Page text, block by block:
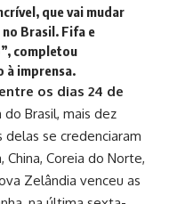
que vai mudar
Brasil. Fifa e
completou
à imprensa.
os dias 24 de
do Brasil, mais dez
se credenciaram
China, Coreia do Norte,
Zelândia venceu as